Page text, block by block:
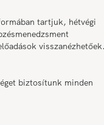
tartjuk, hétvégi
biztosítunk minden